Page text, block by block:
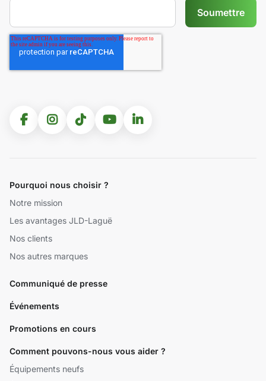
Pourquoi nous choisir ?
Notre mission
Les avantages JLD-Laguë
Nos clients
Nos autres marques
Communiqué de presse
Événements
Promotions en cours
Comment pouvons-nous vous aider ?
Équipements neufs